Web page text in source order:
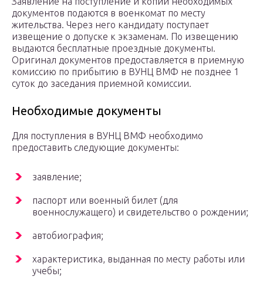
документов подаются в военкомат по месту
жительства. Через него кандидату поступает
извещение о допуске к экзаменам. По извещению
выдаются бесплатные проездные документы.
Оригинал документов предоставляется в приемную
комиссию по прибытию в ВУНЦ ВМФ не позднее 1
суток до заседания приемной комиссии.
Необходимые документы
Для поступления в ВУНЦ ВМФ необходимо
предоставить следующие документы:
заявление;
паспорт или военный билет (для
военнослужащего) и свидетельство о рождении;
автобиография;
характеристика, выданная по месту работы или
учебы;